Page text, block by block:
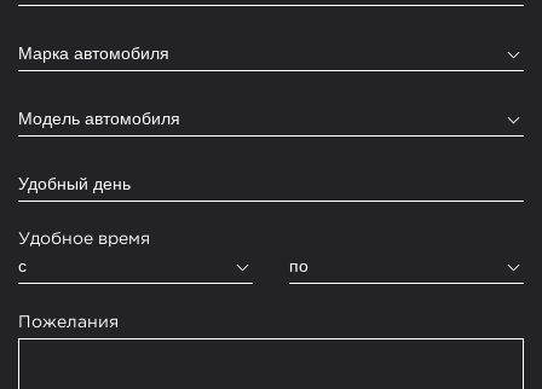
Марка автомобиля
Модель автомобиля
Удобное время
c по
Пожелания